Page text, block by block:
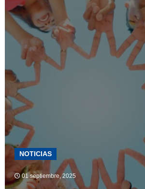
NOTICIAS
01 septiembre, 2025